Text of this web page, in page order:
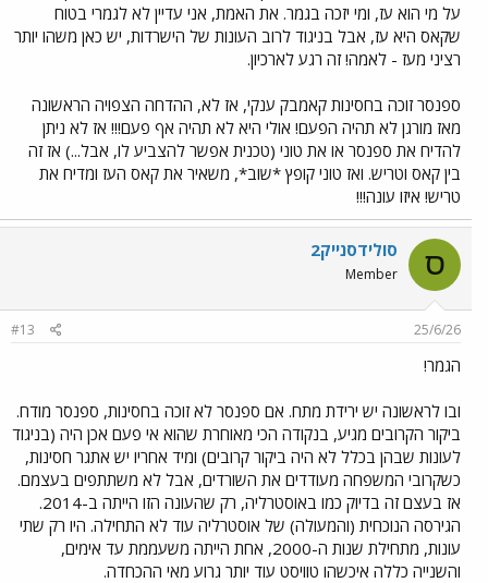
על מי הוא עז, ומי יזכה בגמר. את האמת, אני עדיין לא לגמרי בטוח
שקאס היא עז, אבל בניגוד לרוב העונות של הישרדות, יש כאן משהו יותר
רציני מעז - לאמה! זה רגע לארכיון.
ספנסר זוכה בחסינות קאמבק ענקי, אז לא, ההדחה הצפויה הראשונה
מאז מורגן לא תהיה הפעם! אולי היא לא תהיה אף פעם!!! אז לא ניתן
להדיח את ספנסר או את טוני (טכנית אפשר להצביע לו, אבל...) אז זה
בין קאס וטריש. ואז טוני קופץ *שוב*, משאיר את קאס העז ומדיח את
טריש! איזו עונה!!!
ס סולידסנייק2
Member
25/6/26
#13
הגמר!
ובו לראשונה יש ירידת מתח. אם ספנסר לא זוכה בחסינות, ספנסר מודח.
ביקור הקרובים מגיע, בנקודה הכי מאוחרת שהוא אי פעם אכן היה (בניגוד
לעונות שבהן בכלל לא היה ביקור קרובים) ומיד אחריו יש אתגר חסינות,
כשקרובי המשפחה מעודדים את השורדים, אבל לא משתתפים בעצמם.
אז בעצם זה בדיוק כמו באוסטרליה, רק שהעונה הזו הייתה ב-2014.
הגירסה הנוכחית (והמעולה) של אוסטרליה עוד לא התחילה. היו רק שתי
עונות, מתחילת שנות ה-2000, אחת הייתה משעממת עד אימים,
והשנייה כללה איכשהו טוויסט עוד יותר גרוע מאי ההכחדה.